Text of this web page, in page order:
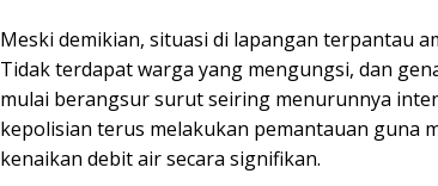
Meski demikian, situasi di lapangan terpantau
Tidak terdapat warga yang mengungsi, dan
mulai berangsur surut seiring menurunnya
kepolisian terus melakukan pemantauan guna
kenaikan debit air secara signifikan.